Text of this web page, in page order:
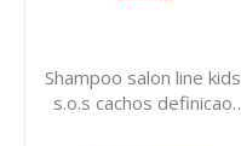
Shampoo salon line kids
s.o.s cachos definicao